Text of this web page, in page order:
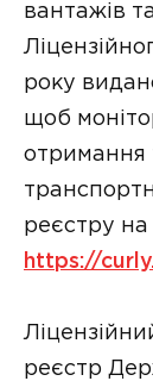
вантажів
року
щоб
отримання
реєстру на
https://
реєстр